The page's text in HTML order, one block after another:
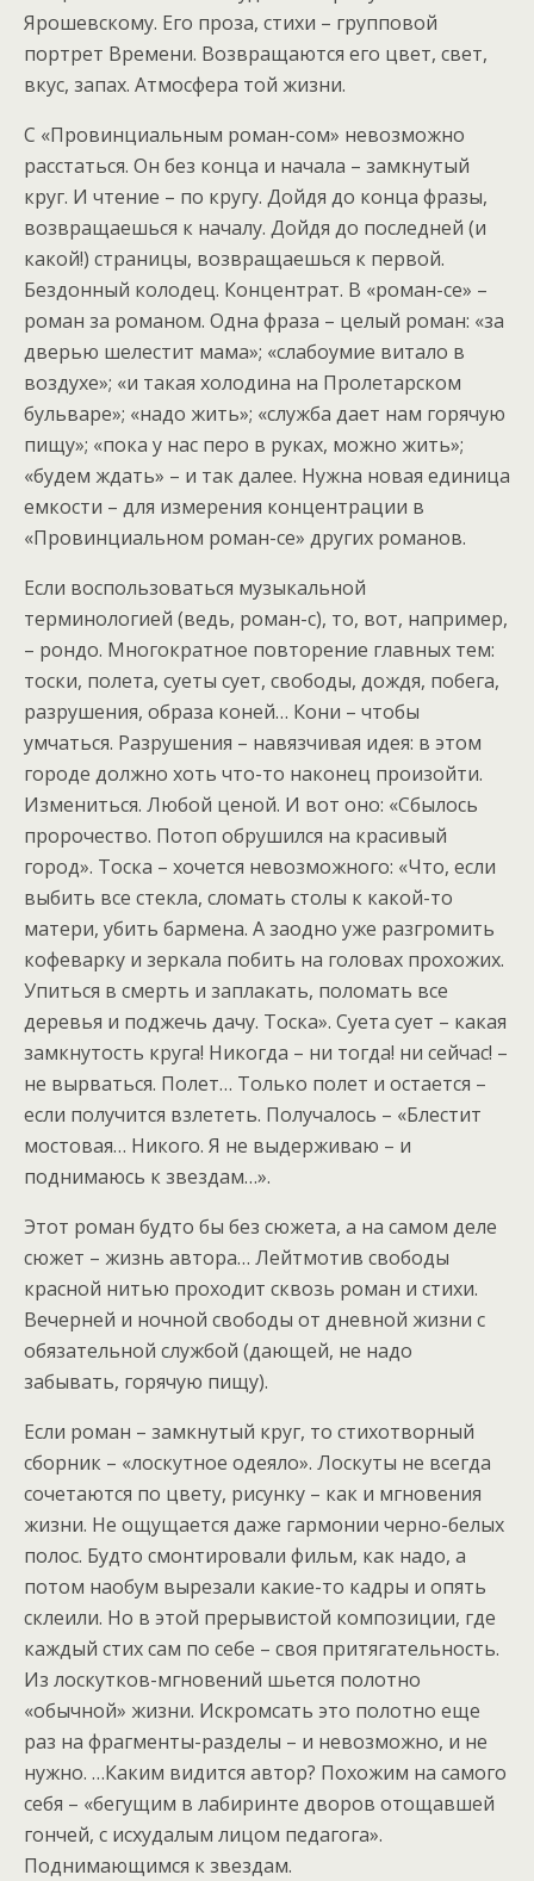
Ярошевскому. Его проза, стихи – групповой
портрет Времени. Возвращаются его цвет, свет,
вкус, запах. Атмосфера той жизни.
С «Провинциальным роман-сом» невозможно
расстаться. Он без конца и начала – замкнутый
круг. И чтение – по кругу. Дойдя до конца фразы,
возвращаешься к началу. Дойдя до последней (и
какой!) страницы, возвращаешься к первой.
Бездонный колодец. Концентрат. В «роман-се» –
роман за романом. Одна фраза – целый роман: «за
дверью шелестит мама»; «слабоумие витало в
воздухе»; «и такая холодина на Пролетарском
бульваре»; «надо жить»; «служба дает нам горячую
пищу»; «пока у нас перо в руках, можно жить»;
«будем ждать» – и так далее. Нужна новая единица
емкости – для измерения концентрации в
«Провинциальном роман-се» других романов.
Если воспользоваться музыкальной
терминологией (ведь, роман-с), то, вот, например,
– рондо. Многократное повторение главных тем:
тоски, полета, суеты сует, свободы, дождя, побега,
разрушения, образа коней… Кони – чтобы
умчаться. Разрушения – навязчивая идея: в этом
городе должно хоть что-то наконец произойти.
Измениться. Любой ценой. И вот оно: «Сбылось
пророчество. Потоп обрушился на красивый
город». Тоска – хочется невозможного: «Что, если
выбить все стекла, сломать столы к какой-то
матери, убить бармена. А заодно уже разгромить
кофеварку и зеркала побить на головах прохожих.
Упиться в смерть и заплакать, поломать все
деревья и поджечь дачу. Тоска». Суета сует – какая
замкнутость круга! Никогда – ни тогда! ни сейчас! –
не вырваться. Полет… Только полет и остается –
если получится взлететь. Получалось – «Блестит
мостовая… Никого. Я не выдерживаю – и
поднимаюсь к звездам…».
Этот роман будто бы без сюжета, а на самом деле
сюжет – жизнь автора… Лейтмотив свободы
красной нитью проходит сквозь роман и стихи.
Вечерней и ночной свободы от дневной жизни с
обязательной службой (дающей, не надо
забывать, горячую пищу).
Если роман – замкнутый круг, то стихотворный
сборник – «лоскутное одеяло». Лоскуты не всегда
сочетаются по цвету, рисунку – как и мгновения
жизни. Не ощущается даже гармонии черно-белых
полос. Будто смонтировали фильм, как надо, а
потом наобум вырезали какие-то кадры и опять
склеили. Но в этой прерывистой композиции, где
каждый стих сам по себе – своя притягательность.
Из лоскутков-мгновений шьется полотно
«обычной» жизни. Искромсать это полотно еще
раз на фрагменты-разделы – и невозможно, и не
нужно. …Каким видится автор? Похожим на самого
себя – «бегущим в лабиринте дворов отощавшей
гончей, с исхудалым лицом педагога».
Поднимающимся к звездам.